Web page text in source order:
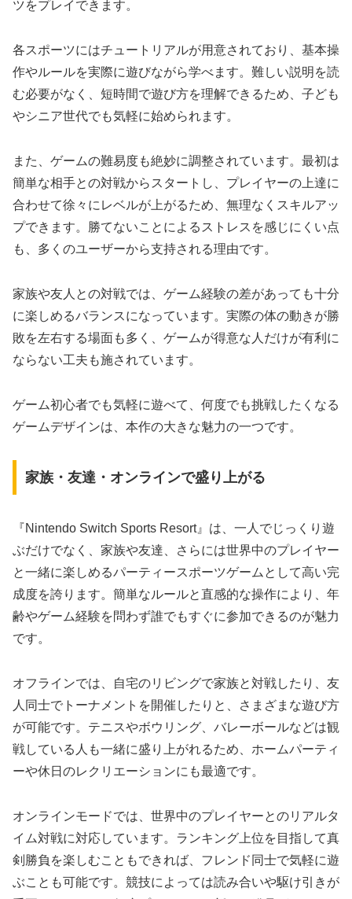
ツをプレイできます。
各スポーツにはチュートリアルが用意されており、基本操
作やルールを実際に遊びながら学べます。難しい説明を読
む必要がなく、短時間で遊び方を理解できるため、子ども
やシニア世代でも気軽に始められます。
また、ゲームの難易度も絶妙に調整されています。最初は
簡単な相手との対戦からスタートし、プレイヤーの上達に
合わせて徐々にレベルが上がるため、無理なくスキルアッ
プできます。勝てないことによるストレスを感じにくい点
も、多くのユーザーから支持される理由です。
家族や友人との対戦では、ゲーム経験の差があっても十分
に楽しめるバランスになっています。実際の体の動きが勝
敗を左右する場面も多く、ゲームが得意な人だけが有利に
ならない工夫も施されています。
ゲーム初心者でも気軽に遊べて、何度でも挑戦したくなる
ゲームデザインは、本作の大きな魅力の一つです。
家族・友達・オンラインで盛り上がる
『Nintendo Switch Sports Resort』は、一人でじっくり遊
ぶだけでなく、家族や友達、さらには世界中のプレイヤー
と一緒に楽しめるパーティースポーツゲームとして高い完
成度を誇ります。簡単なルールと直感的な操作により、年
齢やゲーム経験を問わず誰でもすぐに参加できるのが魅力
です。
オフラインでは、自宅のリビングで家族と対戦したり、友
人同士でトーナメントを開催したりと、さまざまな遊び方
が可能です。テニスやボウリング、バレーボールなどは観
戦している人も一緒に盛り上がれるため、ホームパーティ
ーや休日のレクリエーションにも最適です。
オンラインモードでは、世界中のプレイヤーとのリアルタ
イム対戦に対応しています。ランキング上位を目指して真
剣勝負を楽しむこともできれば、フレンド同士で気軽に遊
ぶことも可能です。競技によっては読み合いや駆け引きが